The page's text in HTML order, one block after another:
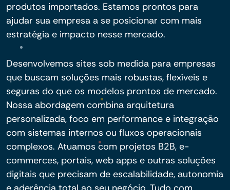
produtos importados. Estamos prontos para
ajudar sua empresa a se posicionar com mais
estratégia e impacto nesse mercado.
Desenvolvemos sites sob medida para empresas
que buscam soluções mais robustas, flexíveis e
seguras do que os modelos prontos de mercado.
Nossa abordagem combina arquitetura
personalizada, foco em performance e integração
com sistemas internos ou fluxos operacionais
complexos. Atuamos com projetos B2B, e-
commerces, portais, web apps e outras soluções
digitais que precisam de escalabilidade, autonomia